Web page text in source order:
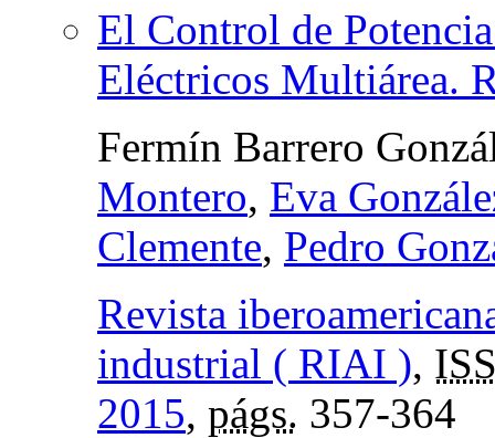
El Control de
Eléctricos Multiárea.
Fermín Barrero
Montero, Eva
Clemente, Pedro
Revista
industrial ( RIAI ),
2015, págs. 357-364